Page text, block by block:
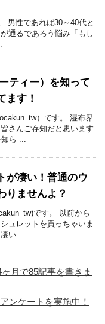
男性であれば30～40代と
通るであろう悩み「もし
ティー）を知って
ます！
）です。 湿布界
さんご存知だと思います
ら ...
が凄い！普通のウ
りませんよ？
です。 以前から
ュレットを買っちゃいま
い ...
月で85記事を書きま
ンケートを実施中！